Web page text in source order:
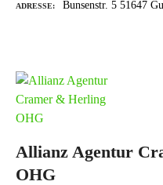
ADRESSE Bunsenstr. 5 51647
Allianz Agentur
OHG